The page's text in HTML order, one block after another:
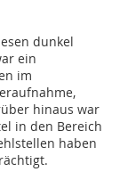
dunkel
ein
im
hinaus war
in den Bereich
haben